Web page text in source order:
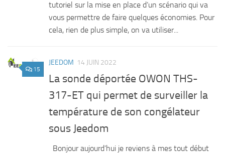
tutoriel sur la mise en place d’un scénario qui va
vous permettre de faire quelques économies. Pour
cela, rien de plus simple, on va utiliser...
15
JEEDOM 14 JUIN 2022
La sonde déportée OWON THS-
317-ET qui permet de surveiller la
température de son congélateur
sous Jeedom
Bonjour aujourd’hui je reviens à mes tout début